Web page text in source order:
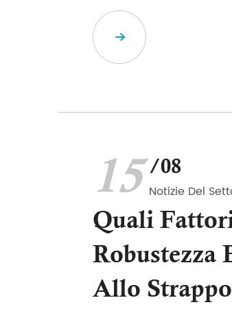
15 /08
Notizie Del
Quali
Robustezza
Allo